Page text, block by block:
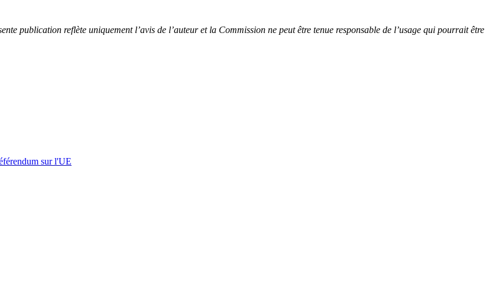
publication reflète uniquement l’avis de l’auteur et la Commission ne peut être tenue responsable de l’usage qui pourrait être
sur l'UE